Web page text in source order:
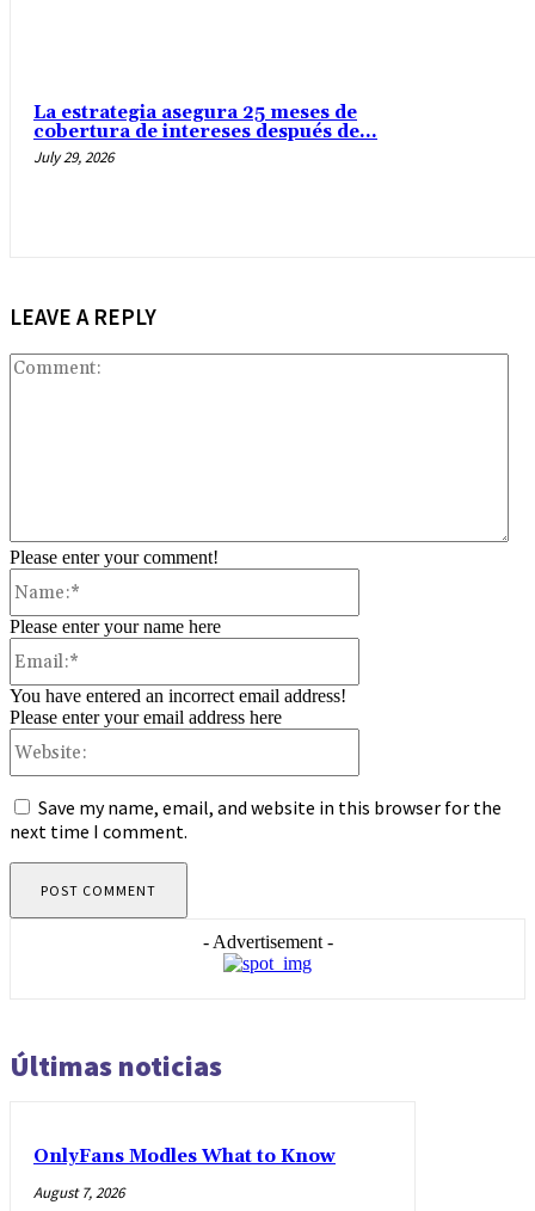
La estrategia asegura 25 meses de
cobertura de intereses después de...
July 29, 2026
LEAVE A REPLY
Please enter your comment!
Please enter your name here
You have entered an incorrect email address!
Please enter your email address here
Save my name, email, and website in this browser for the
next time I comment.
- Advertisement -
Últimas noticias
OnlyFans Modles What to Know
August 7, 2026